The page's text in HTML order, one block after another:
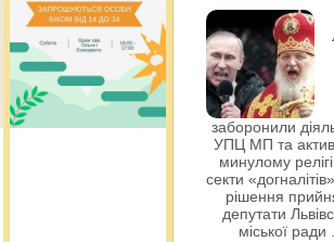
заборонили
УПЦ МП та
минулому
секти
рішення
депутати
міської ради